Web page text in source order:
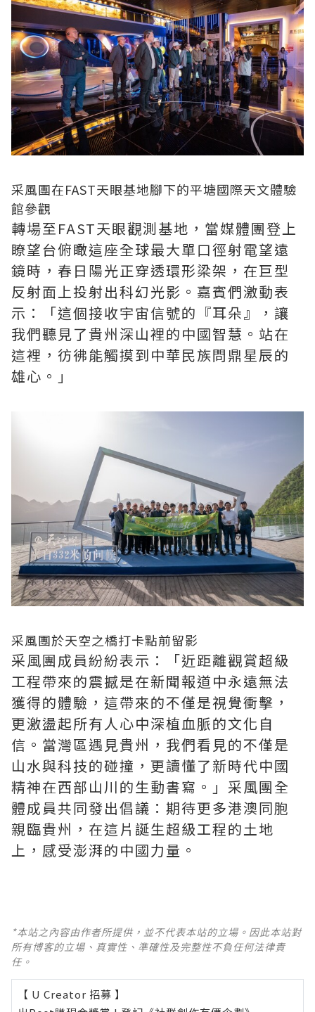
采風團在FAST天眼基地腳下的平塘國際天文體驗
館參觀
轉場至FAST天眼觀測基地，當媒體團登上
瞭望台俯瞰這座全球最大單口徑射電望遠
鏡時，春日陽光正穿透環形梁架，在巨型
反射面上投射出科幻光影。嘉賓們激動表
示：「這個接收宇宙信號的『耳朵』，讓
我們聽見了貴州深山裡的中國智慧。站在
這裡，彷彿能觸摸到中華民族問鼎星辰的
雄心。」
采風團於天空之橋打卡點前留影
采風團成員紛紛表示：「近距離觀賞超級
工程帶來的震撼是在新聞報道中永遠無法
獲得的體驗，這帶來的不僅是視覺衝擊，
更激盪起所有人心中深植血脈的文化自
信。當灣區遇見貴州，我們看見的不僅是
山水與科技的碰撞，更讀懂了新時代中國
精神在西部山川的生動書寫。」采風團全
體成員共同發出倡議：期待更多港澳同胞
親臨貴州，在這片誕生超級工程的土地
上，感受澎湃的中國力量。
*本站之內容由作者所提供，並不代表本站的立場。因此本站對
所有博客的立場、真實性、準確性及完整性不負任何法律責
任。
【 U Creator 招募 】